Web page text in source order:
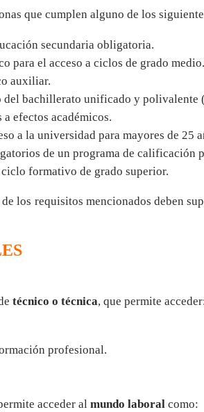
que cumplen alguno de los
secundaria obligatoria.
para el acceso a ciclos de grado medio.
auxiliar.
del bachillerato unificado y polivalente
efectos académicos.
a la universidad para mayores de 25
de un programa de calificación
formativo de grado superior.
los requisitos mencionados deben
técnico o técnica, que permite
profesional.
acceder al mundo laboral como: